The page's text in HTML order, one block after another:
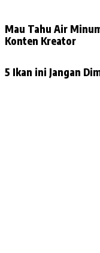
Mau Tahu Air
Konten Kreator
5 Ikan ini Jangan